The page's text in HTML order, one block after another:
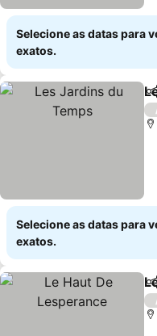
Selecione as datas para
exatos.
Selecione as datas para
exatos.